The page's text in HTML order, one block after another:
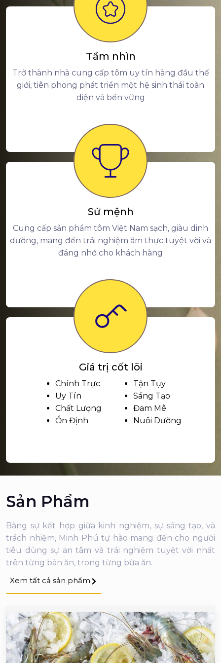
Tầm nhìn
Trở thành nhà cung cấp tôm uy tín hàng đầu thế
giới, tiên phong phát triển một hệ sinh thái toàn
diện và bền vững
Sứ mệnh
Cung cấp sản phẩm tôm Việt Nam sạch, giàu dinh
dưỡng, mang đến trải nghiệm ẩm thực tuyệt vời và
đáng nhớ cho khách hàng
Giá trị cốt lõi
Chính Trực
Uy Tín
Chất Lượng
Ổn Định
Tận Tụy
Sáng Tạo
Đam Mê
Nuôi Dưỡng
Sản Phẩm
Xem tất cả sản phẩm
Bằng sự kết hợp giữa kinh nghiệm, sự sáng tạo, và
trách nhiệm, Minh Phú tự hào mang đến cho người
tiêu dùng sự an tâm và trải nghiệm tuyệt vời nhất
trên từng bàn ăn, trong từng bữa ăn.